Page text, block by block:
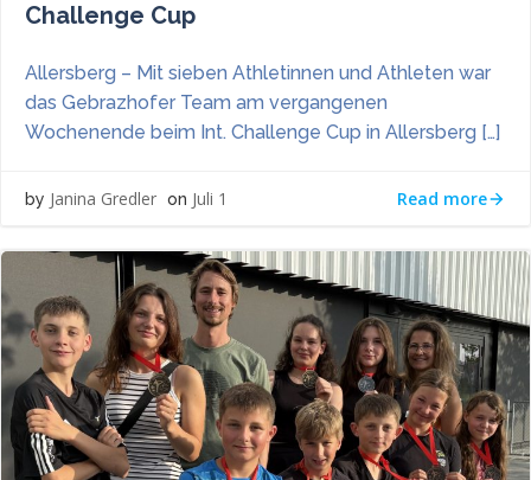
Challenge Cup
Allersberg – Mit sieben Athletinnen und Athleten war
das Gebrazhofer Team am vergangenen
Wochenende beim Int. Challenge Cup in Allersberg […]
by Janina Gredler on Juli 1 Read more